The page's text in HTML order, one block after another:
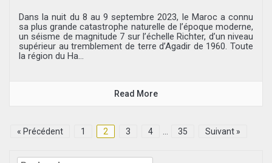
Dans la nuit du 8 au 9 septembre 2023, le Maroc a connu
sa plus grande catastrophe naturelle de l’époque moderne,
un séisme de magnitude 7 sur l’échelle Richter, d’un niveau
supérieur au tremblement de terre d’Agadir de 1960. Toute
la région du Ha...
Read More
« Précédent 1 2 3 4 35 Suivant »
Rechercher :